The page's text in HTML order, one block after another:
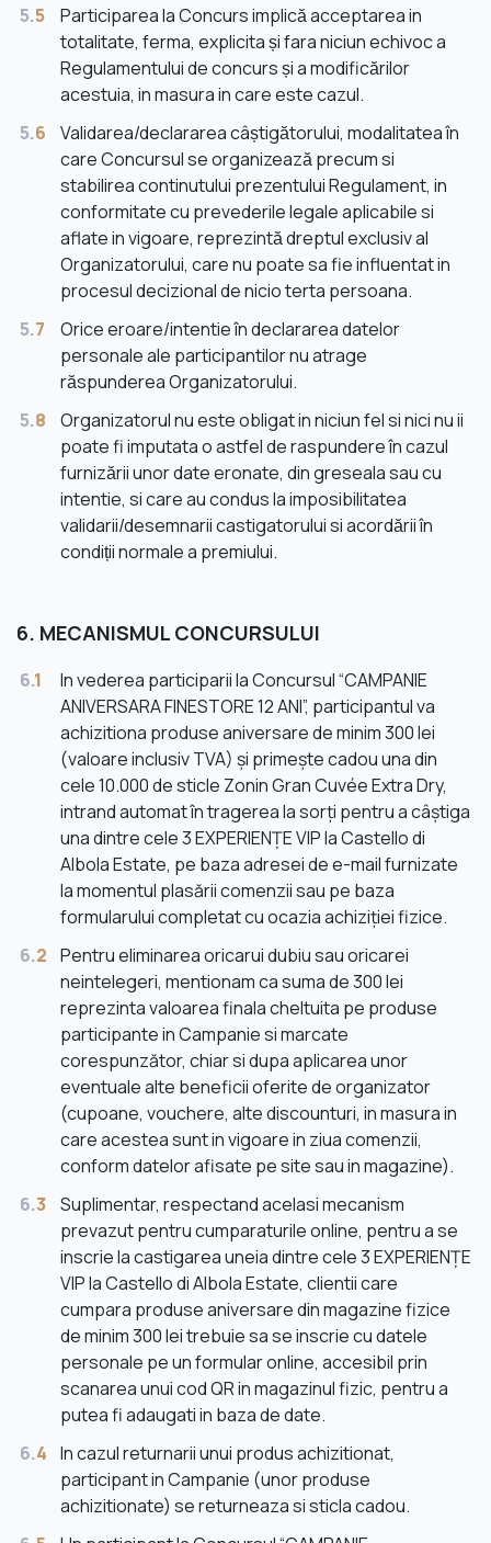
5.5
Participarea la Concurs implică acceptarea in
totalitate, ferma, explicita și fara niciun echivoc a
Regulamentului de concurs și a modificărilor
acestuia, in masura in care este cazul.
5.6
Validarea/declararea câștigătorului, modalitatea în
care Concursul se organizează precum si
stabilirea continutului prezentului Regulament, in
conformitate cu prevederile legale aplicabile si
aflate in vigoare, reprezintă dreptul exclusiv al
Organizatorului, care nu poate sa fie influentat in
procesul decizional de nicio terta persoana.
5.7
Orice eroare/intentie în declararea datelor
personale ale participantilor nu atrage
răspunderea Organizatorului.
5.8
Organizatorul nu este obligat in niciun fel si nici nu ii
poate fi imputata o astfel de raspundere în cazul
furnizării unor date eronate, din greseala sau cu
intentie, si care au condus la imposibilitatea
validarii/desemnarii castigatorului si acordării în
condiții normale a premiului.
6. MECANISMUL CONCURSULUI
6.1
In vederea participarii la Concursul “CAMPANIE
ANIVERSARA FINESTORE 12 ANI”, participantul va
achizitiona produse aniversare de minim 300 lei
(valoare inclusiv TVA) și primește cadou una din
cele 10.000 de sticle Zonin Gran Cuvée Extra Dry,
intrand automat în tragerea la sorți pentru a câștiga
una dintre cele 3 EXPERIENȚE VIP la Castello di
Albola Estate, pe baza adresei de e-mail furnizate
la momentul plasării comenzii sau pe baza
formularului completat cu ocazia achiziției fizice.
6.2 Pentru eliminarea oricarui dubiu sau oricarei
neintelegeri, mentionam ca suma de 300 lei
reprezinta valoarea finala cheltuita pe produse
participante in Campanie si marcate
corespunzător, chiar si dupa aplicarea unor
eventuale alte beneficii oferite de organizator
(cupoane, vouchere, alte discounturi, in masura in
care acestea sunt in vigoare in ziua comenzii,
conform datelor afisate pe site sau in magazine).
6.3 Suplimentar, respectand acelasi mecanism
prevazut pentru cumparaturile online, pentru a se
inscrie la castigarea uneia dintre cele 3 EXPERIENȚE
VIP la Castello di Albola Estate, clientii care
cumpara produse aniversare din magazine fizice
de minim 300 lei trebuie sa se inscrie cu datele
personale pe un formular online, accesibil prin
scanarea unui cod QR in magazinul fizic, pentru a
putea fi adaugati in baza de date.
6.4 In cazul returnarii unui produs achizitionat,
participant in Campanie (unor produse
achizitionate) se returneaza si sticla cadou.